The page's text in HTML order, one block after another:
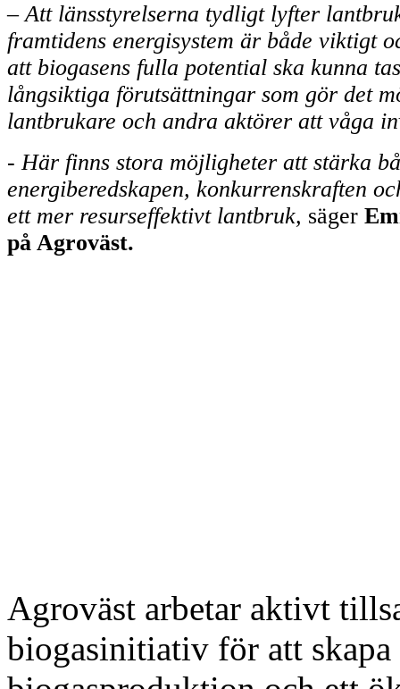
– Att länsstyrelserna tydligt lyfter
framtidens energisystem är både viktigt
att biogasens fulla potential ska kunna
långsiktiga förutsättningar som gör det
lantbrukare och andra aktörer att våga
- Här finns stora möjligheter att stärka
energiberedskapen, konkurrenskraften
ett mer resurseffektivt lantbruk, säger
på Agroväst.
Agroväst arbetar aktivt
biogasinitiativ för att